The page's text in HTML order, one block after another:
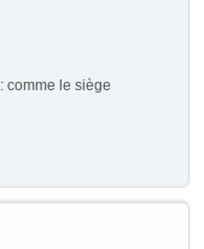
comme le siège